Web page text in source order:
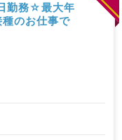
勤務☆最大年
のお仕事で